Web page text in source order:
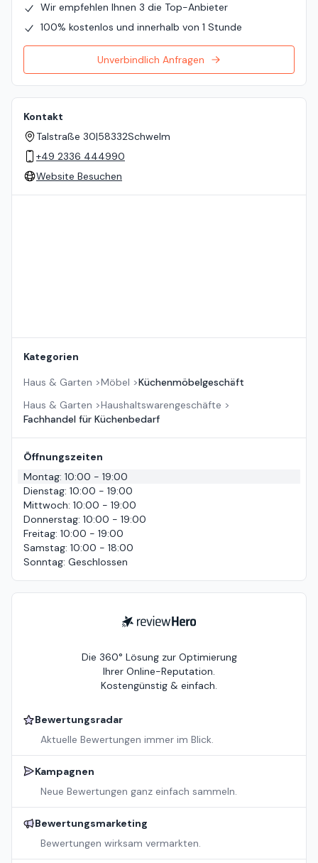
Wir empfehlen Ihnen 3 die Top-Anbieter
100% kostenlos und innerhalb von 1 Stunde
Unverbindlich Anfragen
Kontakt
Talstraße 30|58332Schwelm
+49 2336 444990
Website Besuchen
Kategorien
Haus & Garten >Möbel >Küchenmöbelgeschäft
Haus & Garten >Haushaltswarengeschäfte >
Fachhandel für Küchenbedarf
Öffnungszeiten
Montag: 10:00 - 19:00
Dienstag: 10:00 - 19:00
Mittwoch: 10:00 - 19:00
Donnerstag: 10:00 - 19:00
Freitag: 10:00 - 19:00
Samstag: 10:00 - 18:00
Sonntag: Geschlossen
ReviewHero
Die 360° Lösung zur Optimierung
Ihrer Online-Reputation.
Kostengünstig & einfach.
Bewertungsradar
Aktuelle Bewertungen immer im Blick.
Kampagnen
Neue Bewertungen ganz einfach sammeln.
Bewertungsmarketing
Bewertungen wirksam vermarkten.